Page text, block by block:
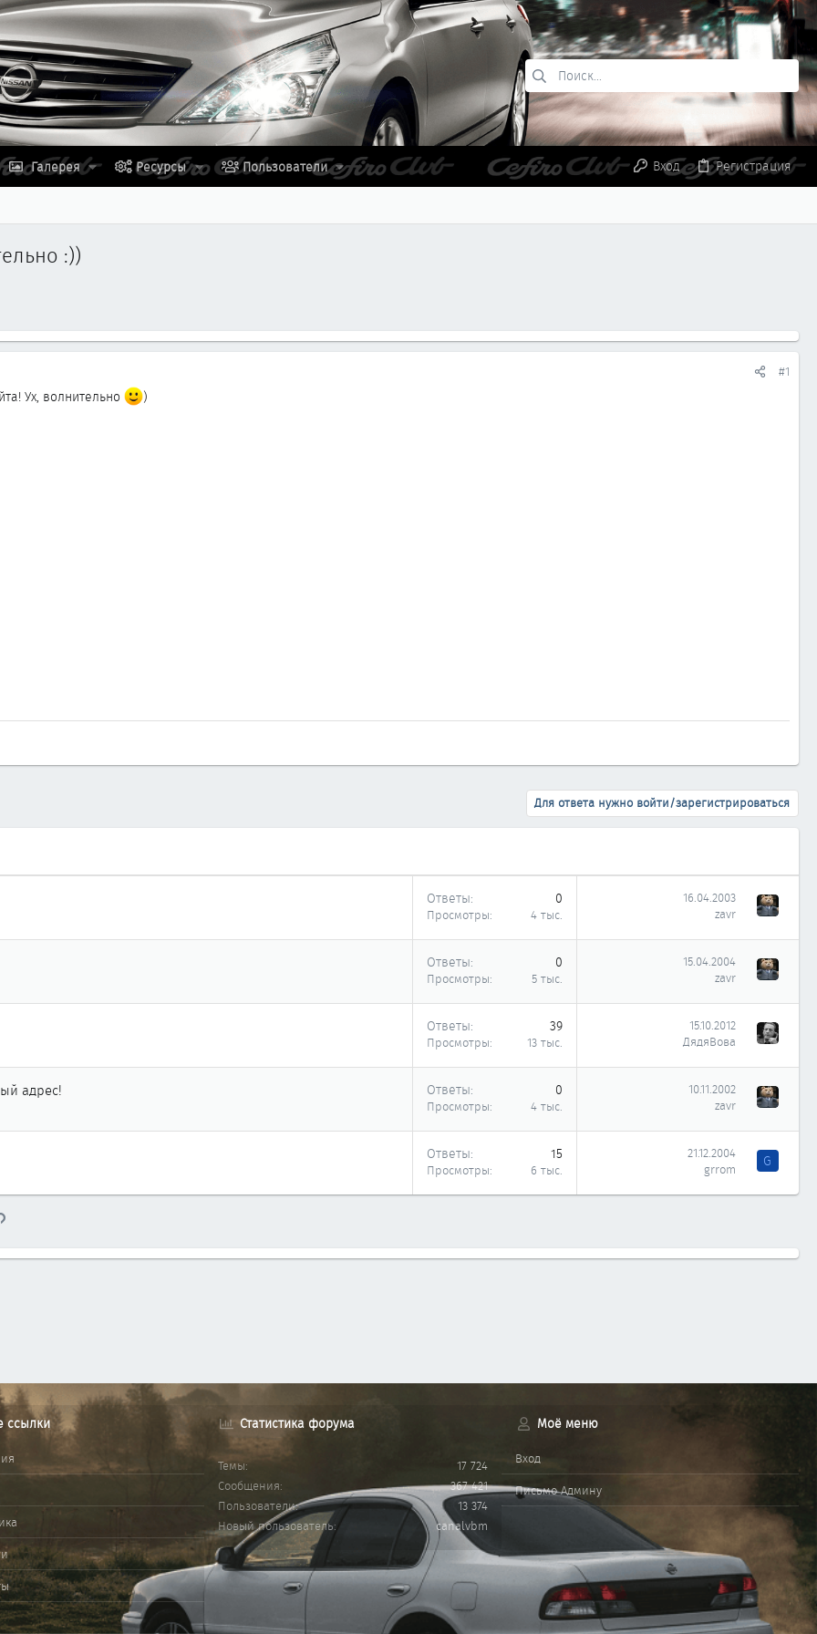
Галерея Ресурсы Пользователи Вход Регистрация
:))
#1
Ух, волнительно
)
Для ответа нужно войти/зарегистрироваться
Ответы 0
Просмотры 4 тыс.
16.04.2003
zavr
Ответы 0
Просмотры 5 тыс.
15.04.2004
zavr
Ответы 39
Просмотры 13 тыс.
15.10.2012
ДядяВова
адрес! Ответы 0
Просмотры 4 тыс.
10.11.2002
zavr
Ответы 15
Просмотры 6 тыс.
21.12.2004
grrom
G
почта
Ссылка
ссылки Статистика форума
Темы
17 724
Сообщения
367 421
Пользователи
13 374
Новый пользователь
canalvbm
Моё меню
Вход
Письмо Админу